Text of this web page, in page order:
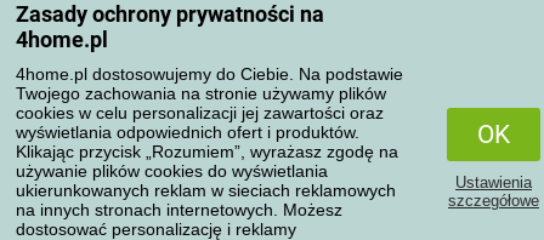
Zasady ochrony prywatności na
4home.pl
4home.pl dostosowujemy do Ciebie. Na podstawie
Twojego zachowania na stronie używamy plików
cookies w celu personalizacji jej zawartości oraz
wyświetlania odpowiednich ofert i produktów.
Klikając przycisk „Rozumiem”, wyrażasz zgodę na
używanie plików cookies do wyświetlania
ukierunkowanych reklam w sieciach reklamowych
na innych stronach internetowych. Możesz
dostosować personalizację i reklamy
OK
Ustawienia
szczegółowe
Zasady przetwarzania recenzji
Sposoby transportu
Metody płatności